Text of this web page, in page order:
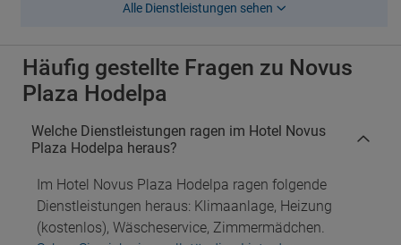
Alle Dienstleistungen sehen
Häufig gestellte Fragen zu Novus
Plaza Hodelpa
Welche Dienstleistungen ragen im Hotel Novus
Plaza Hodelpa heraus?
Im Hotel Novus Plaza Hodelpa ragen folgende
Dienstleistungen heraus: Klimaanlage, Heizung
(kostenlos), Wäscheservice, Zimmermädchen.